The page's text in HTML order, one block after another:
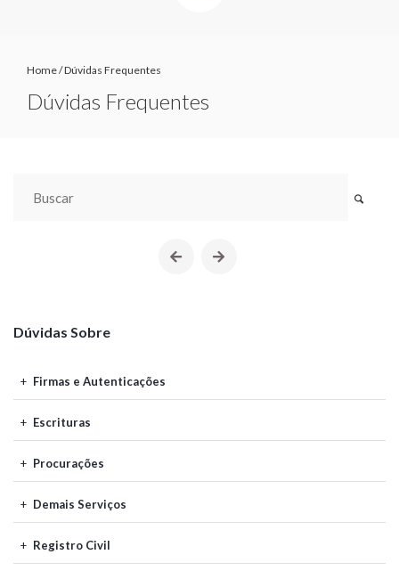
Home/Dúvidas Frequentes
Dúvidas Frequentes
Dúvidas Sobre
Firmas e Autenticações
Escrituras
Procurações
Demais Serviços
Registro Civil